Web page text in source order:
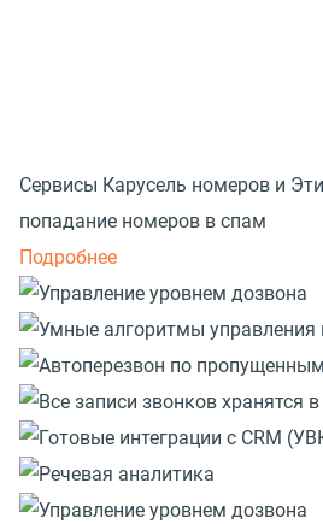
Сервисы Карусель номеров и
попадание номеров в спам
Подробнее